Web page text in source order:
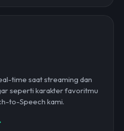
time saat streaming dan
seperti karakter favoritmu
to-Speech kami.